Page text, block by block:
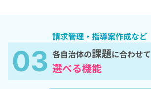
請求管理・指導案作成など
03 各自治体の課題に合わせて
選べる機能